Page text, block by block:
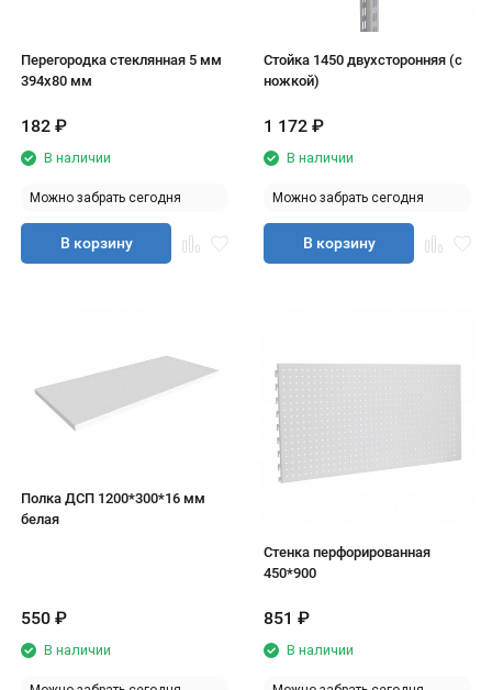
Перегородка стеклянная 5 мм
394х80 мм
182 ₽
В наличии
Можно забрать сегодня
В корзину
Стойка 1450 двухсторонняя (с
ножкой)
1 172 ₽
В наличии
Можно забрать сегодня
В корзину
Полка ДСП 1200*300*16 мм
белая
550 ₽
В наличии
Стенка перфорированная
450*900
851 ₽
В наличии